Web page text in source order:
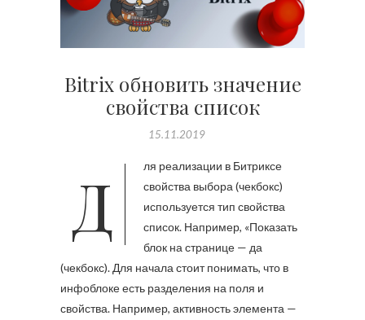
Bitrix обновить значение
свойства список
15.11.2019
Для реализации в Битриксе
свойства выбора (чекбокс)
используется тип свойства
список. Например, «Показать
блок на странице — да
(чекбокс). Для начала стоит понимать, что в
инфоблоке есть разделения на поля и
свойства. Например, активность элемента —